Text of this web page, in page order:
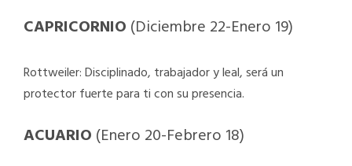
CAPRICORNIO (Diciembre 22-Enero 19)
Rottweiler: Disciplinado, trabajador y leal, será un
protector fuerte para ti con su presencia.
ACUARIO (Enero 20-Febrero 18)